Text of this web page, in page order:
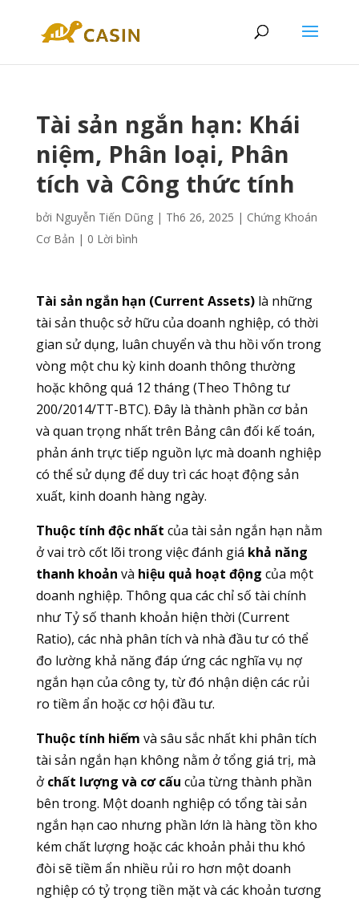
Tài sản ngắn hạn: Khái
niệm, Phân loại, Phân
tích và Công thức tính
bởi Nguyễn Tiến Dũng| Th6 26, 2025 | Chứng Khoán
Cơ Bản | 0 Lời bình
Tài sản ngắn hạn (Current Assets)là những
tài sản thuộc sở hữu của doanh nghiệp, có thời
gian sử dụng, luân chuyển và thu hồi vốn trong
vòng một chu kỳ kinh doanh thông thường
hoặc không quá 12 tháng (Theo Thông tư
200/2014/TT-BTC). Đây là thành phần cơ bản
và quan trọng nhất trên Bảng cân đối kế toán,
phản ánh trực tiếp nguồn lực mà doanh nghiệp
có thể sử dụng để duy trì các hoạt động sản
xuất, kinh doanh hàng ngày.
Thuộc tính độc nhất của tài sản ngắn hạn nằm
ở vai trò cốt lõi trong việc đánh giá khả năng
thanh khoản và hiệu quả hoạt động của một
doanh nghiệp. Thông qua các chỉ số tài chính
như Tỷ số thanh khoản hiện thời (Current
Ratio), các nhà phân tích và nhà đầu tư có thể
đo lường khả năng đáp ứng các nghĩa vụ nợ
ngắn hạn của công ty, từ đó nhận diện các rủi
ro tiềm ẩn hoặc cơ hội đầu tư.
Thuộc tính hiếm và sâu sắc nhất khi phân tích
tài sản ngắn hạn không nằm ở tổng giá trị, mà
ở chất lượng và cơ cấu của từng thành phần
bên trong. Một doanh nghiệp có tổng tài sản
ngắn hạn cao nhưng phần lớn là hàng tồn kho
kém chất lượng hoặc các khoản phải thu khó
đòi sẽ tiềm ẩn nhiều rủi ro hơn một doanh
nghiệp có tỷ trọng tiền mặt và các khoản tương